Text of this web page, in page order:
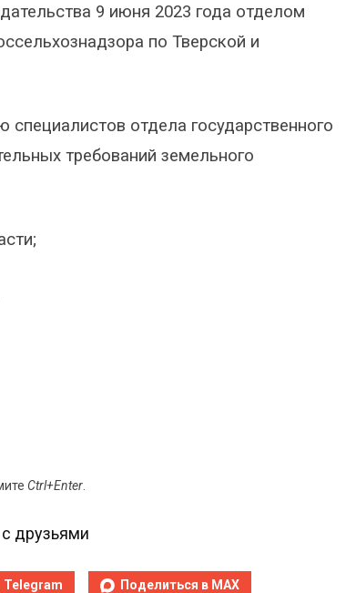
9 июня 2023 года отделом
по Тверской и
отдела государственного
требований земельного
Ctrl+Enter
друзьями
Telegram Поделиться в MAX